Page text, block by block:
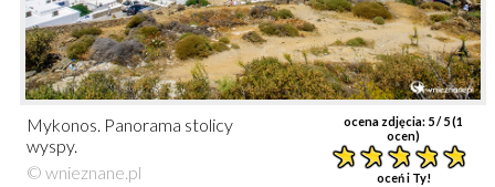
ocena zdjęcia: 5/ 5 (1
ocen)
oceń i Ty!
Mykonos. Panorama stolicy
wyspy.
© wnieznane.pl